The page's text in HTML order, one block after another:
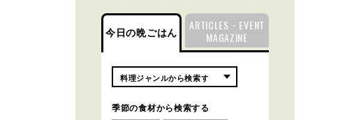
今日の晩ごはん
ARTICLES・EVENT
MAGAZINE
季節の食材から検索する